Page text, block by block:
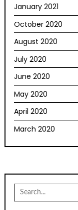
January 2021
October 2020
August 2020
July 2020
June 2020
May 2020
April 2020
March 2020
Search
for: